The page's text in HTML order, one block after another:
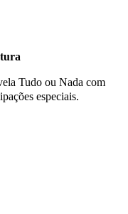
Tudo ou Nada com
especiais.